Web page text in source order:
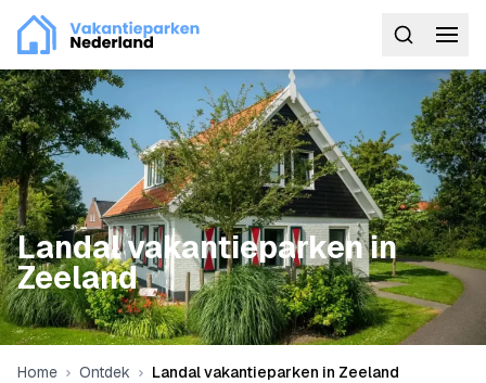
Landal vakantieparken in
Zeeland
Home Ontdek Landal vakantieparken in Zeeland